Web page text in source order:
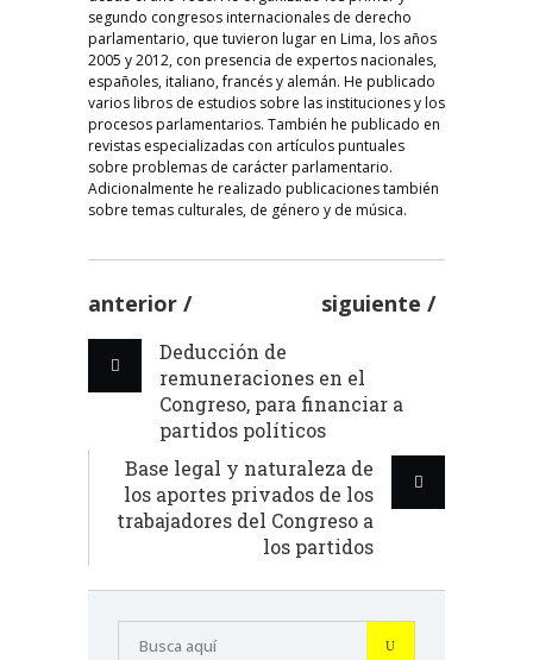
segundo congresos internacionales de derecho
parlamentario, que tuvieron lugar en Lima, los años
2005 y 2012, con presencia de expertos nacionales,
españoles, italiano, francés y alemán. He publicado
varios libros de estudios sobre las instituciones y los
procesos parlamentarios. También he publicado en
revistas especializadas con artículos puntuales
sobre problemas de carácter parlamentario.
Adicionalmente he realizado publicaciones también
sobre temas culturales, de género y de música.
anterior siguiente
Deducción de
remuneraciones en el
Congreso, para financiar a
partidos políticos
Base legal y naturaleza de
los aportes privados de los
trabajadores del Congreso a
los partidos